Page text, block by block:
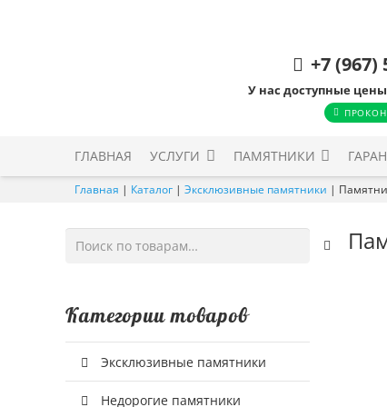
+7 (967)
У нас доступные
ГЛАВНАЯ УСЛУГИ ПАМЯТНИКИ
Главная | Каталог | Эксклюзивные памятники |
Искать:
Категории товаров
Эксклюзивные памятники
Недорогие памятники